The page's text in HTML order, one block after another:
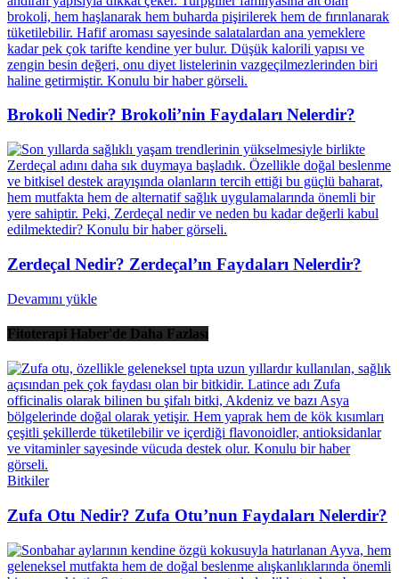
Brokoli Nedir? Brokoli’nin Faydaları Nelerdir?
Zerdeçal Nedir? Zerdeçal’ın Faydaları Nelerdir?
Devamını yükle
Fitoterapi Haber'de Daha Fazlası
Bitkiler
Zufa Otu Nedir? Zufa Otu’nun Faydaları Nelerdir?